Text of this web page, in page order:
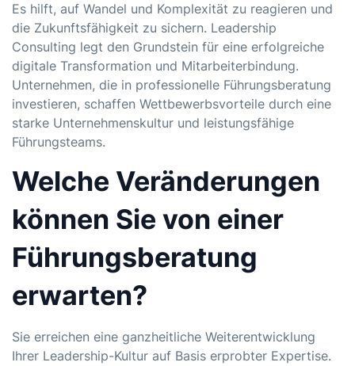
Es hilft, auf Wandel und Komplexität zu reagieren und
die Zukunftsfähigkeit zu sichern. Leadership
Consulting legt den Grundstein für eine erfolgreiche
digitale Transformation und Mitarbeiterbindung.
Unternehmen, die in professionelle Führungsberatung
investieren, schaffen Wettbewerbsvorteile durch eine
starke Unternehmenskultur und leistungsfähige
Führungsteams.
Welche Veränderungen
können Sie von einer
Führungsberatung
erwarten?
Sie erreichen eine ganzheitliche Weiterentwicklung
Ihrer Leadership-Kultur auf Basis erprobter Expertise.